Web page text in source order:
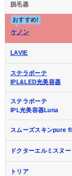
脱毛器
おすすめ!
ケノン
LAVIE
ステラボーテ
IPL&LED光美容器
ステラボーテ
IPL光美容器Luna
スムーズスキンpure
ドクターエルミスヌー
トリア